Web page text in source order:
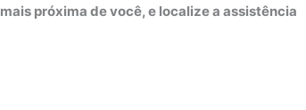
mais próxima de você, e localize a assistência